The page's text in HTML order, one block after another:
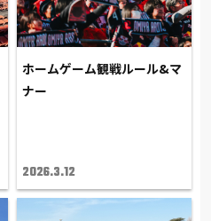
ホームゲーム観戦ルール&マ
ナー
2026.3.12